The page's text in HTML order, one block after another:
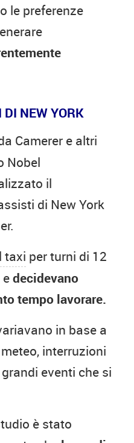
le preferenze
DI NEW YORK
Camerer e altri
Nobel
il
di New York
taxi per turni di 12
decidevano
tempo lavorare.
in base a
interruzioni
eventi che si
è stato